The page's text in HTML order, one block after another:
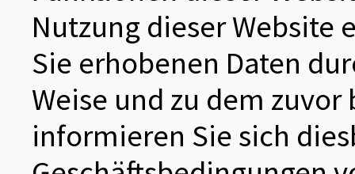
Nutzung dieser Website
Sie erhobenen Daten
Weise und zu dem
informieren Sie sich